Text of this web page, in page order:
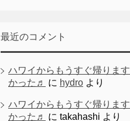
最近のコメント
ハワイからもうすぐ帰りま
かった♬
に hydro より
ハワイからもうすぐ帰りま
かった♬
に takahashi より